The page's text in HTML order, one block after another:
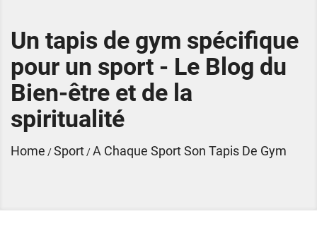
Un tapis de gym spécifique
pour un sport - Le Blog du
Bien-être et de la
spiritualité
Home /Sport /A Chaque Sport Son Tapis De Gym